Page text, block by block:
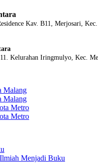
Kav. B11, Merjosari,
Kelurahan Iringmulyo, Kec.
Malang
Malang
Metro
Metro
Menjadi Buku